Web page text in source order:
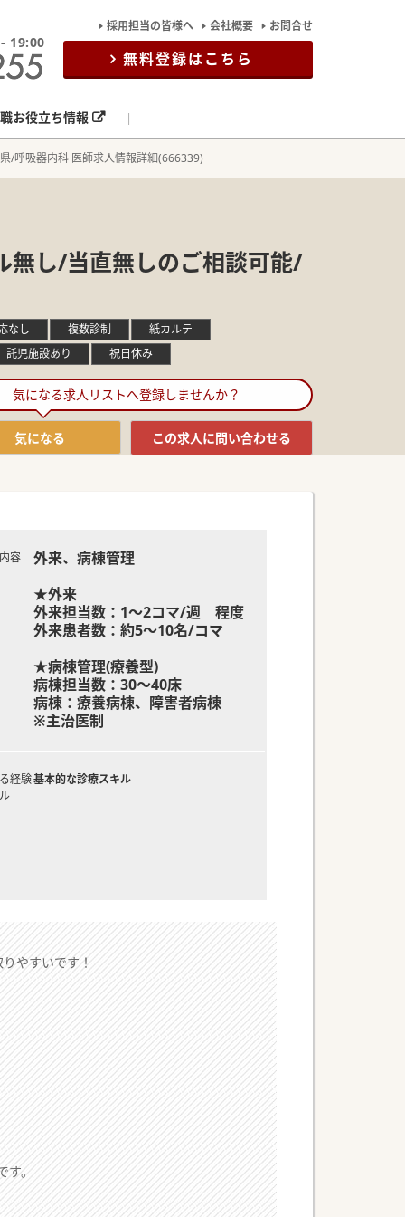
19:00
採用担当の皆様へ 会社概要 お問合せ
無料登録はこちら
お役立ち情報
/呼吸器内科 医師求人情報詳細(666339)
無し/当直無しのご相談可能/
なし 複数診制
紙カルテ
託児施設あり
祝日休み
気になる求人リストへ登録しませんか？
気になる この求人に問い合わせる
容
外来、病棟管理
★外来
外来担当数：1～2コマ/週 程度
外来患者数：約5～10名/コマ
★病棟管理(療養型)
病棟担当数：30～40床
病棟：療養病棟、障害者病棟
※主治医制
経験基本的な診療スキル
やすいです！
す。